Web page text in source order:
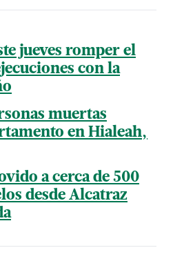
jueves romper el
con la
muertas
en Hialeah,
a cerca de 500
desde Alcatraz